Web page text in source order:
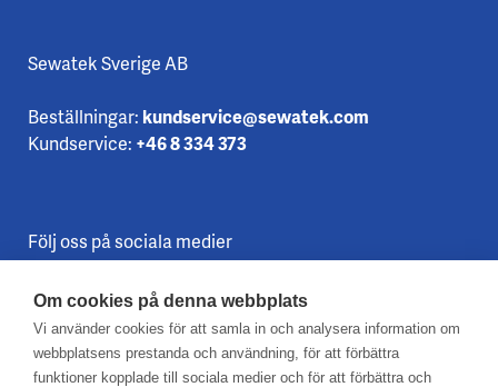
Om cookies på denna webbplats
Vi använder cookies för att samla in och analysera information om
webbplatsens prestanda och användning, för att förbättra
funktioner kopplade till sociala medier och för att förbättra och
Sewatek Sverige AB
Beställningar: kundservice@sewatek.com
Kundservice: +46 8 334 373
Följ oss på sociala medier